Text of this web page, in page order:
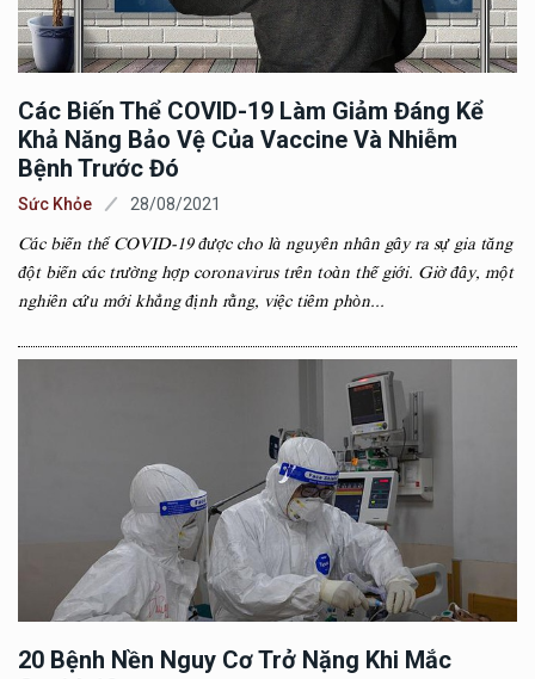
Các Biến Thể COVID-19 Làm Giảm Đáng Kể
Khả Năng Bảo Vệ Của Vaccine Và Nhiễm
Bệnh Trước Đó
Sức Khỏe 28/08/2021
Các biến thể COVID-19 được cho là nguyên nhân gây ra sự gia tăng
đột biến các trường hợp coronavirus trên toàn thế giới. Giờ đây, một
nghiên cứu mới khẳng định rằng, việc tiêm phòn...
20 Bệnh Nền Nguy Cơ Trở Nặng Khi Mắc